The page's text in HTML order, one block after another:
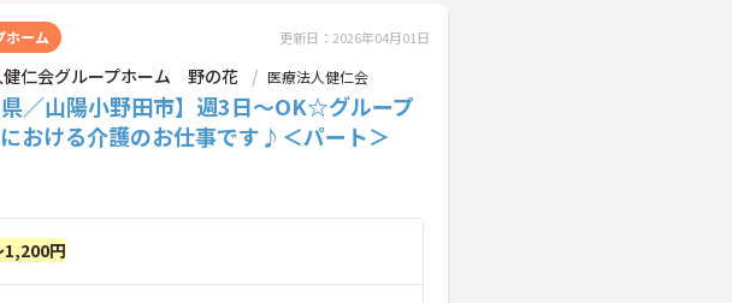
ホーム 更新日：2026年04月01日
健仁会グループホーム 野の花 医療法人健仁会
県／山陽小野田市】週3日～OK☆グループ
おける介護のお仕事です♪＜パート＞
円